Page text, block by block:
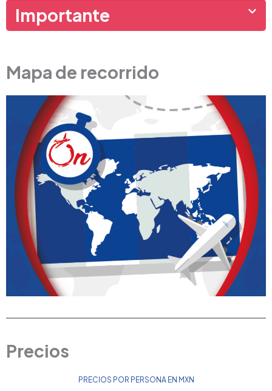
Importante
Mapa de recorrido
Precios
PRECIOS POR PERSONA EN MXN